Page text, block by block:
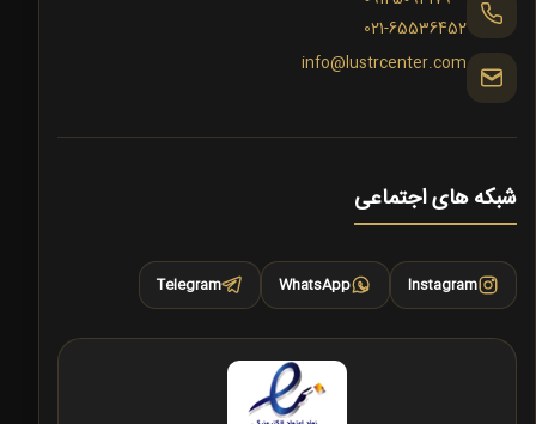
021-65536452
info@lustrcenter.com
شبکه های اجتماعی
Instagram
WhatsApp
Telegram